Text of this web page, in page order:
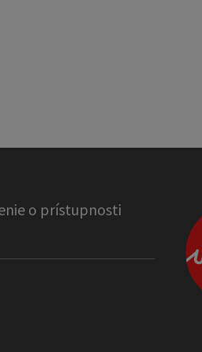
o prístupnosti